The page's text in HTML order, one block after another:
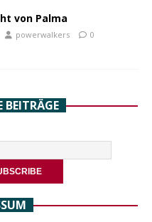
von Palma
powerwalkers 0
BEITRÄGE